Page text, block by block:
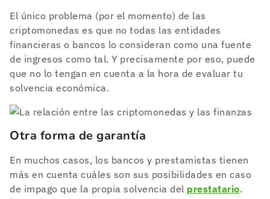
El único problema (por el momento) de las
criptomonedas es que no todas las entidades
financieras o bancos lo consideran como una fuente
de ingresos como tal. Y precisamente por eso, puede
que no lo tengan en cuenta a la hora de evaluar tu
solvencia económica.
Otra forma de garantía
En muchos casos, los bancos y prestamistas tienen
más en cuenta cuáles son sus posibilidades en caso
de impago que la propia solvencia del prestatario.